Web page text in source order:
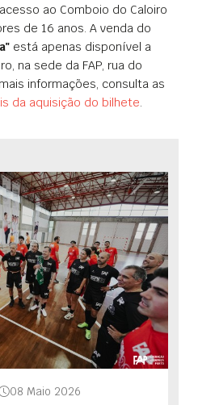
ao Comboio do Caloiro
de 16 anos. A venda do
está apenas disponível a
na sede da FAP, rua do
informações, consulta as
da aquisição do bilhete.
08 Maio 2026